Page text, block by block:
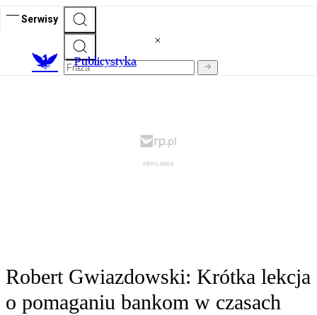
Serwisy
Publicystyka
Robert Gwiazdowski: Krótka lekcja
o pomaganiu bankom w czasach